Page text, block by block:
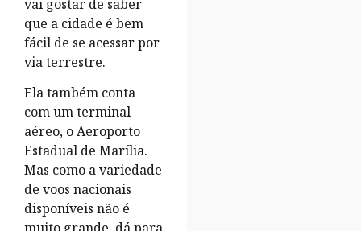
vai gostar de saber
que a cidade é bem
fácil de se acessar por
via terrestre.
Ela também conta
com um terminal
aéreo, o Aeroporto
Estadual de Marília.
Mas como a variedade
de voos nacionais
disponíveis não é